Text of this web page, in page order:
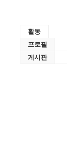
활동
프로필
게시판